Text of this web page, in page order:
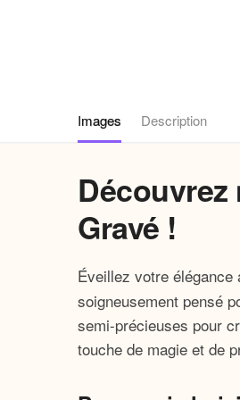
Images Description
Gravé !
Éveillez votre élégance
soigneusement pensé
semi-précieuses pour
touche de magie et de